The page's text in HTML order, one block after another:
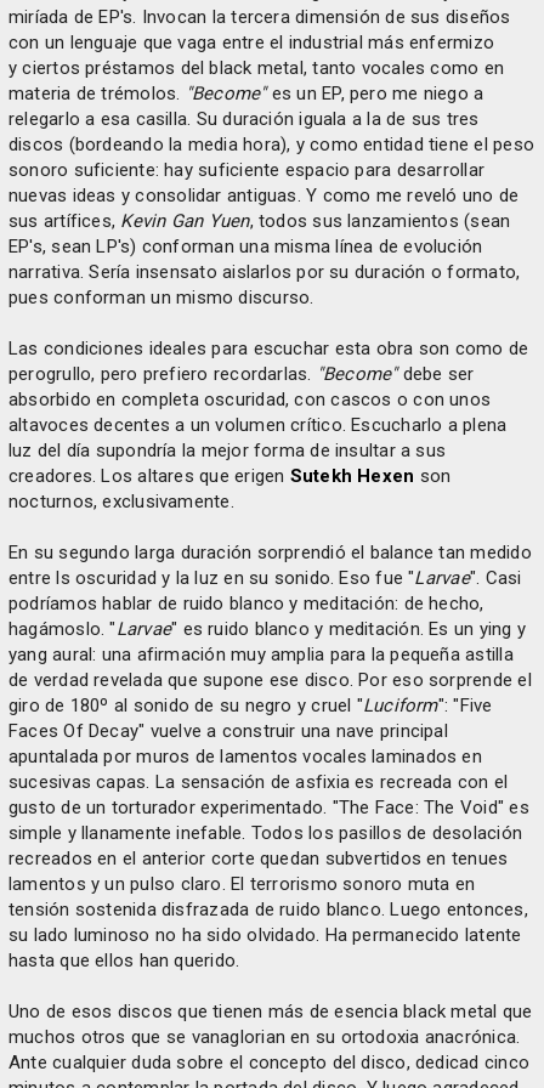
miríada de EP's. Invocan la tercera dimensión de sus diseños
con un lenguaje que vaga entre el industrial más enfermizo
y ciertos préstamos del black metal, tanto vocales como en
materia de trémolos. "Become"es un EP, pero me niego a
relegarlo a esa casilla. Su duración iguala a la de sus tres
discos (bordeando la media hora), y como entidad tiene el peso
sonoro suficiente: hay suficiente espacio para desarrollar
nuevas ideas y consolidar antiguas. Y como me reveló uno de
sus artífices, Kevin Gan Yuen, todos sus lanzamientos (sean
EP's, sean LP's) conforman una misma línea de evolución
narrativa. Sería insensato aislarlos por su duración o formato,
pues conforman un mismo discurso.
Las condiciones ideales para escuchar esta obra son como de
perogrullo, pero prefiero recordarlas. "Become"debe ser
absorbido en completa oscuridad, con cascos o con unos
altavoces decentes a un volumen crítico. Escucharlo a plena
luz del día supondría la mejor forma de insultar a sus
creadores. Los altares que erigen Sutekh Hexen son
nocturnos, exclusivamente.
En su segundo larga duración sorprendió el balance tan medido
entre ls oscuridad y la luz en su sonido. Eso fue "Larvae". Casi
podríamos hablar de ruido blanco y meditación: de hecho,
hagámoslo. "Larvae" es ruido blanco y meditación. Es un ying y
yang aural: una afirmación muy amplia para la pequeña astilla
de verdad revelada que supone ese disco. Por eso sorprende el
giro de 180º al sonido de su negro y cruel "Luciform": "Five
Faces Of Decay" vuelve a construir una nave principal
apuntalada por muros de lamentos vocales laminados en
sucesivas capas. La sensación de asfixia es recreada con el
gusto de un torturador experimentado. "The Face: The Void" es
simple y llanamente inefable. Todos los pasillos de desolación
recreados en el anterior corte quedan subvertidos en tenues
lamentos y un pulso claro. El terrorismo sonoro muta en
tensión sostenida disfrazada de ruido blanco. Luego entonces,
su lado luminoso no ha sido olvidado. Ha permanecido latente
hasta que ellos han querido.
Uno de esos discos que tienen más de esencia black metal que
muchos otros que se vanaglorian en su ortodoxia anacrónica.
Ante cualquier duda sobre el concepto del disco, dedicad cinco